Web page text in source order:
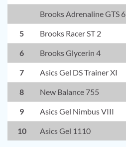
Brooks Adrenaline GTS 6
5 Brooks Racer ST 2
6 Brooks Glycerin 4
7 Asics Gel DS Trainer XI
8 New Balance 755
9 Asics Gel Nimbus VIII
10 Asics Gel 1110